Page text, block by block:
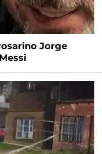
Jorge